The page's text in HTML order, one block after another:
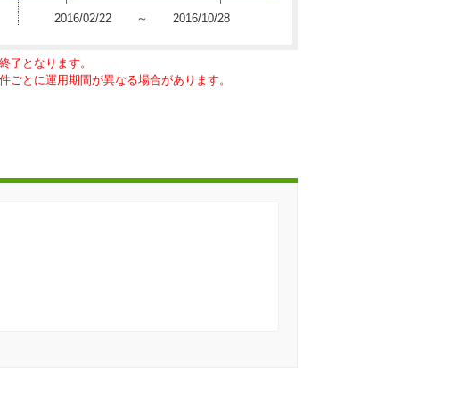
2016/02/22 ～ 2016/10/28
了となります。
とに運用期間が異なる場合があります。